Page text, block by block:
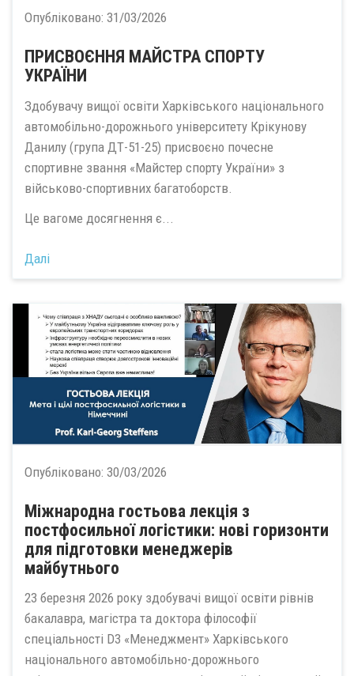
Опубліковано: 31/03/2026
ПРИСВОЄННЯ МАЙСТРА СПОРТУ
УКРАЇНИ
Здобувачу вищої освіти Харківського національного
автомобільно-дорожнього університету Крікунову
Данилу (група ДТ-51-25) присвоєно почесне
спортивне звання «Майстер спорту України» з
військово-спортивних багатоборств.
Це вагоме досягнення є...
Далі
Опубліковано: 30/03/2026
Міжнародна гостьова лекція з
постфосильної логістики: нові горизонти
для підготовки менеджерів
майбутнього
23 березня 2026 року здобувачі вищої освіти рівнів
бакалавра, магістра та доктора філософії
спеціальності D3 «Менеджмент» Харківського
національного автомобільно-дорожнього